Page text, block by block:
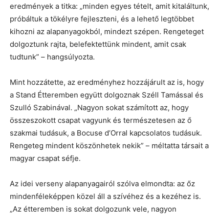
eredmények a titka: „minden egyes tételt, amit kitaláltunk,
próbáltuk a tökélyre fejleszteni, és a lehető legtöbbet
kihozni az alapanyagokból, mindezt szépen. Rengeteget
dolgoztunk rajta, belefektettünk mindent, amit csak
tudtunk” – hangsúlyozta.
Mint hozzátette, az eredményhez hozzájárult az is, hogy
a Stand Étteremben együtt dolgoznak Széll Tamással és
Szulló Szabinával. „Nagyon sokat számított az, hogy
összeszokott csapat vagyunk és természetesen az ő
szakmai tudásuk, a Bocuse d’Orral kapcsolatos tudásuk.
Rengeteg mindent köszönhetek nekik” – méltatta társait a
magyar csapat séfje.
Az idei verseny alapanyagairól szólva elmondta: az őz
mindenféleképpen közel áll a szívéhez és a kezéhez is.
„Az étteremben is sokat dolgozunk vele, nagyon